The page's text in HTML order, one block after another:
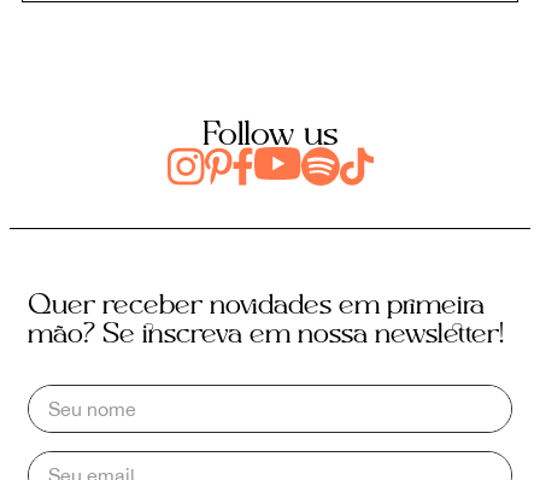
Follow us
Quer receber novidades em primeira
mão? Se inscreva em nossa newsletter!